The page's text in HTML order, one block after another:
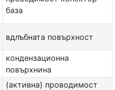
база
вдлъбната повърхност
кондензационна
повърхнина
(активна) проводимост